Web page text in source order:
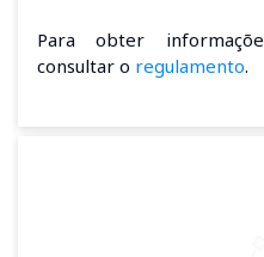
Para obter
consultar o regulamento.